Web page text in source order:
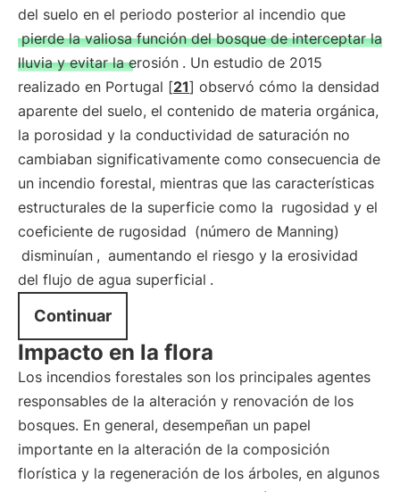
del suelo en el periodo posterior al incendio que
pierde la valiosa función del bosque de interceptar la
lluvia y evitar la erosión . Un estudio de 2015
realizado en Portugal [21] observó cómo la densidad
aparente del suelo, el contenido de materia orgánica,
la porosidad y la conductividad de saturación no
cambiaban significativamente como consecuencia de
un incendio forestal, mientras que las características
estructurales de la superficie como la rugosidad y el
coeficiente de rugosidad (número de Manning)
disminuían , aumentando el riesgo y la erosividad
del flujo de agua superficial .
Continuar
Impacto en la flora
Los incendios forestales son los principales agentes
responsables de la alteración y renovación de los
bosques. En general, desempeñan un papel
importante en la alteración de la composición
florística y la regeneración de los árboles, en algunos